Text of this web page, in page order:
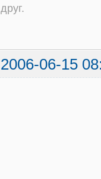
друг.
2006-06-15